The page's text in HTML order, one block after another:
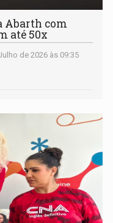
Abarth com
até 50x
de 2026 às 09:35